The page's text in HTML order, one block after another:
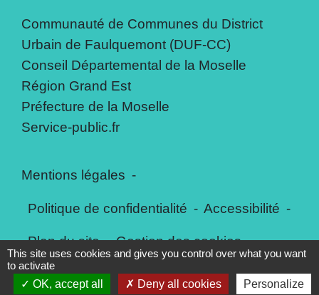
Communauté de Communes du District
Urbain de Faulquemont (DUF-CC)
Conseil Départemental de la Moselle
Région Grand Est
Préfecture de la Moselle
Service-public.fr
Mentions légales -
Politique de confidentialité - Accessibilité -
Plan du site - Gestion des cookies
Site créé en partenariat avec Réseau des Communes
This site uses cookies and gives you control over what you want
to activate
OK, accept all
Deny all cookies Personalize